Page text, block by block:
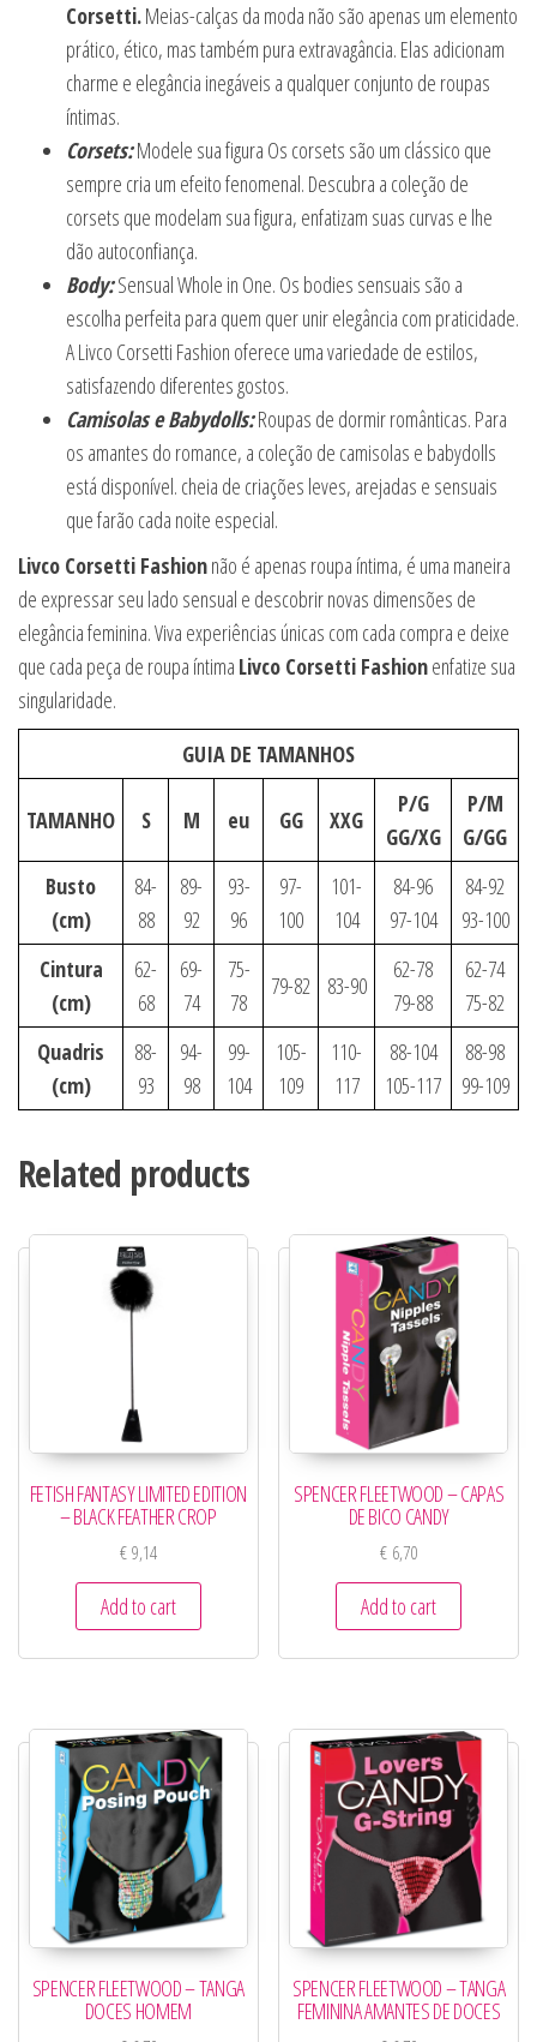
Corsetti.Meias-calças da moda não são apenas um elemento
prático, ético, mas também pura extravagância. Elas adicionam
charme e elegância inegáveis a qualquer conjunto de roupas
íntimas.
Corsets:Modele sua figura Os corsets são um clássico que
sempre cria um efeito fenomenal. Descubra a coleção de
corsets que modelam sua figura, enfatizam suas curvas e lhe
dão autoconfiança.
Body:Sensual Whole in One. Os bodies sensuais são a
escolha perfeita para quem quer unir elegância com praticidade.
A Livco Corsetti Fashion oferece uma variedade de estilos,
satisfazendo diferentes gostos.
Camisolas e Babydolls:Roupas de dormir românticas. Para
os amantes do romance, a coleção de camisolas e babydolls
está disponível. cheia de criações leves, arejadas e sensuais
que farão cada noite especial.
Livco Corsetti Fashionnão é apenas roupa íntima, é uma maneira
de expressar seu lado sensual e descobrir novas dimensões de
elegância feminina. Viva experiências únicas com cada compra e deixe
que cada peça de roupa íntima Livco Corsetti Fashionenfatize sua
singularidade.
GUIA DE TAMANHOS
TAMANHO S M eu GG XXG
P/G
GG/XG
P/M
G/GG
Busto
(cm)
84-
88
89-
92
93-
96
97-
100
101-
104
84-96
97-104
84-92
93-100
Cintura
(cm)
62-
68
69-
74
75-
78
79-82 83-90
62-78
79-88
62-74
75-82
Quadris
(cm)
88-
93
94-
98
99-
104
105-
109
110-
117
88-104
105-117
88-98
99-109
Related products
FETISH FANTASY LIMITED EDITION
– BLACK FEATHER CROP
€9,14
Add to cart
SPENCER FLEETWOOD – CAPAS
DE BICO CANDY
€ 6,70
Add to cart
SPENCER FLEETWOOD – TANGA
DOCES HOMEM
SPENCER FLEETWOOD – TANGA
FEMININA AMANTES DE DOCES